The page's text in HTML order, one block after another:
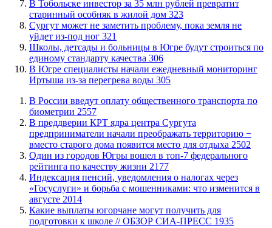
В Тобольске инвестор за 35 млн рублей превратит
старинный особняк в жилой дом 323
Сургут может не заметить проблему, пока земля не
уйдет из-под ног 321
Школы, детсады и больницы в Югре будут строиться по
единому стандарту качества 306
В Югре специалисты начали ежедневный мониторинг
Иртыша из-за перегрева воды 305
В России введут оплату общественного транспорта по
биометрии 2557
​В преддверии КРТ ядра центра Сургута
предприниматели начали преображать территорию −
вместо старого дома появится место для отдыха 2502
Один из городов Югры вошел в топ-7 федерального
рейтинга по качеству жизни 2177
​Индексация пенсий, уведомления о налогах через
«Госуслуги» и борьба с мошенниками: что изменится в
августе 2014
Какие выплаты югорчане могут получить для
подготовки к школе // ОБЗОР СИА-ПРЕСС 1935